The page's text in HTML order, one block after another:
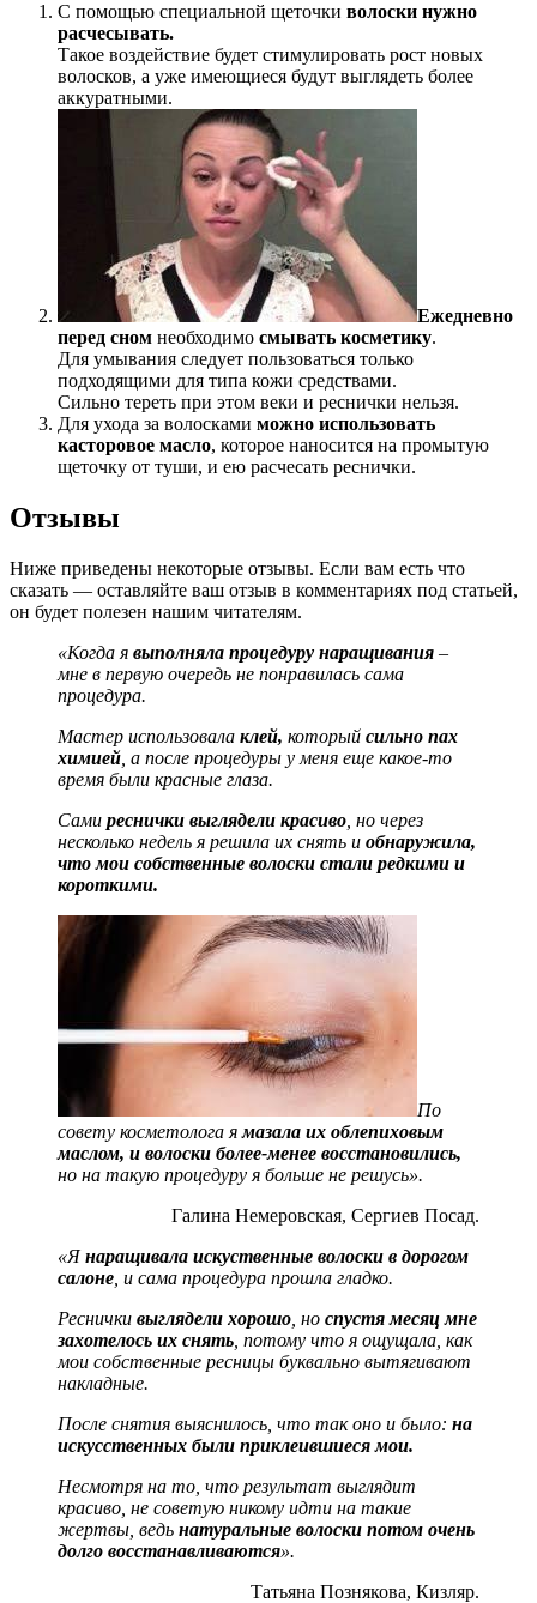
С помощью специальной щеточки волоски нужно
расчесывать.
Такое воздействие будет стимулировать рост новых
волосков, а уже имеющиеся будут выглядеть более
аккуратными.
Ежедневно
перед сном необходимо смывать косметику.
Для умывания следует пользоваться только
подходящими для типа кожи средствами.
Сильно тереть при этом веки и реснички нельзя.
Для ухода за волосками можно использовать
касторовое масло, которое наносится на промытую
щеточку от туши, и ею расчесать реснички.
Отзывы
Ниже приведены некоторые отзывы. Если вам есть что
сказать — оставляйте ваш отзыв в комментариях под статьей,
он будет полезен нашим читателям.
«Когда я выполняла процедуру наращивания –
мне в первую очередь не понравилась сама
процедура.
Мастер использовала клей, который сильно пах
химией , а после процедуры у меня еще какое-то
время были красные глаза.
Сами реснички выглядели красиво , но через
несколько недель я решила их снять и обнаружила,
что мои собственные волоски стали редкими и
короткими.
По
совету косметолога ямазала их облепиховым
маслом, и волоски более-менее восстановились,
но на такую процедуру я больше не решусь».
Галина Немеровская, Сергиев Посад.
«Я наращивала искуственные волоски в дорогом
салоне , и сама процедура прошла гладко.
Реснички выглядели хорошо , но спустя месяц мне
захотелось их снять , потому что я ощущала, как
мои собственные ресницы буквально вытягивают
накладные.
После снятия выяснилось, что так оно и было: на
искусственных были приклеившиеся мои.
Несмотря на то, что результат выглядит
красиво, не советую никому идти на такие
жертвы, ведь натуральные волоски потом очень
долго восстанавливаются».
Татьяна Познякова, Кизляр.